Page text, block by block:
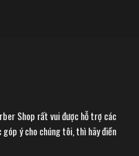
Shop rất vui được hỗ trợ các
ý cho chúng tôi, thì hãy điền